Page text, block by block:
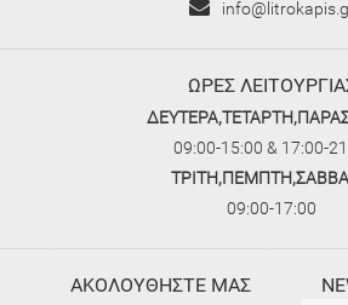
ΩΡΕΣ
09:00-15:00 & 17:00-
09:00-17:00
ΑΚΟΛΟΥΘΗΣΤΕ ΜΑΣ